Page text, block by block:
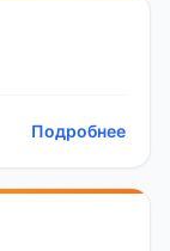
Подробнее